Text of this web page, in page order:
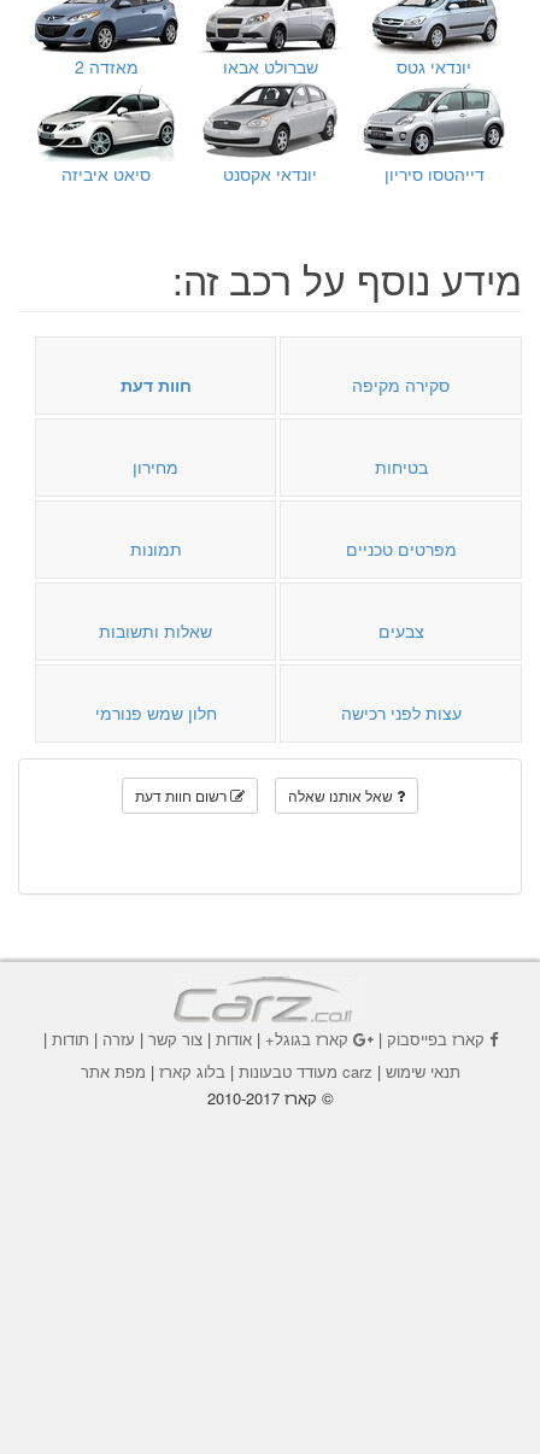
יונדאי גטס שברולט אבאו מאזדה 2
דייהטסו סיריון יונדאי אקסנט סיאט איביזה
מידע נוסף על רכב זה:
סקירה מקיפה חוות דעת
בטיחות מחירון
מפרטים טכניים תמונות
צבעים שאלות ותשובות
עצות לפני רכישה חלון שמש פנורמי
שאל אותנו שאלה רשום חוות דעת
קארז בפייסבוק| קארז בגוגל+|אודות |צור קשר | עזרה | תודות |
תנאי שימוש | carz מעודד טבעונות | בלוג קארז | מפת אתר
© קארז 2010-2017